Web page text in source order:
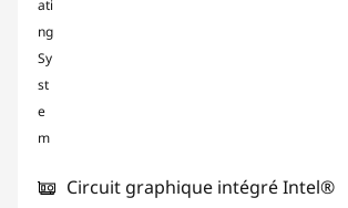
Circuit graphique intégré Intel®